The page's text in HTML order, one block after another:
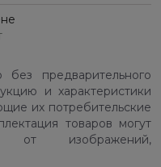
предварительного
и характеристики
их потребительские
товаров могут
от изображений,